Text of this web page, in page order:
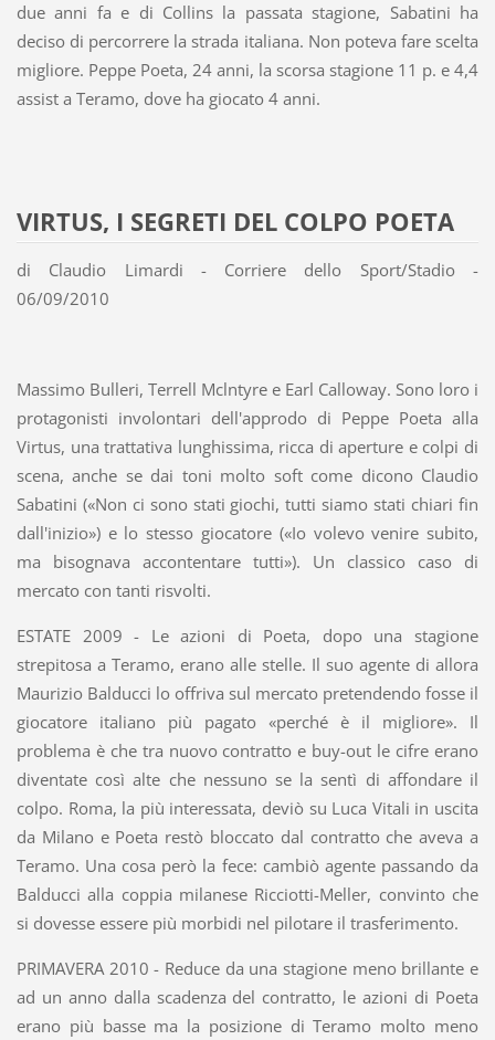
due anni fa e di Collins la passata stagione, Sabatini ha
deciso di percorrere la strada italiana. Non poteva fare scelta
migliore. Peppe Poeta, 24 anni, la scorsa stagione 11 p. e 4,4
assist a Teramo, dove ha giocato 4 anni.
VIRTUS, I SEGRETI DEL COLPO POETA
di Claudio Limardi - Corriere dello Sport/Stadio -
06/09/2010
Massimo Bulleri, Terrell Mclntyre e Earl Calloway. Sono loro i
protagonisti involontari dell'approdo di Peppe Poeta alla
Virtus, una trattativa lunghissima, ricca di aperture e colpi di
scena, anche se dai toni molto soft come dicono Claudio
Sabatini («Non ci sono stati giochi, tutti siamo stati chiari fin
dall'inizio») e lo stesso giocatore («Io volevo venire subito,
ma bisognava accontentare tutti»). Un classico caso di
mercato con tanti risvolti.
ESTATE 2009 - Le azioni di Poeta, dopo una stagione
strepitosa a Teramo, erano alle stelle. Il suo agente di allora
Maurizio Balducci lo offriva sul mercato pretendendo fosse il
giocatore italiano più pagato «perché è il migliore». Il
problema è che tra nuovo contratto e buy-out le cifre erano
diventate così alte che nessuno se la sentì di affondare il
colpo. Roma, la più interessata, deviò su Luca Vitali in uscita
da Milano e Poeta restò bloccato dal contratto che aveva a
Teramo. Una cosa però la fece: cambiò agente passando da
Balducci alla coppia milanese Ricciotti-Meller, convinto che
si dovesse essere più morbidi nel pilotare il trasferimento.
PRIMAVERA 2010 - Reduce da una stagione meno brillante e
ad un anno dalla scadenza del contratto, le azioni di Poeta
erano più basse ma la posizione di Teramo molto meno